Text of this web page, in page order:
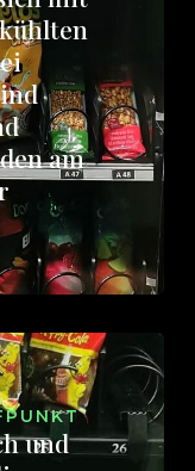
am
und